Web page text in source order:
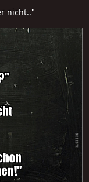
nicht.."